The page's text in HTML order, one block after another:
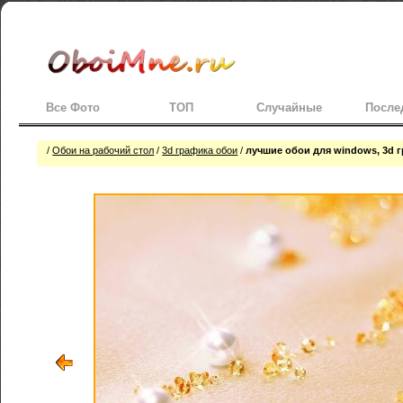
Все Фото ТОП Случайные
/Обои на рабочий стол /3d графика обои /лучшие обои для windows, 3d